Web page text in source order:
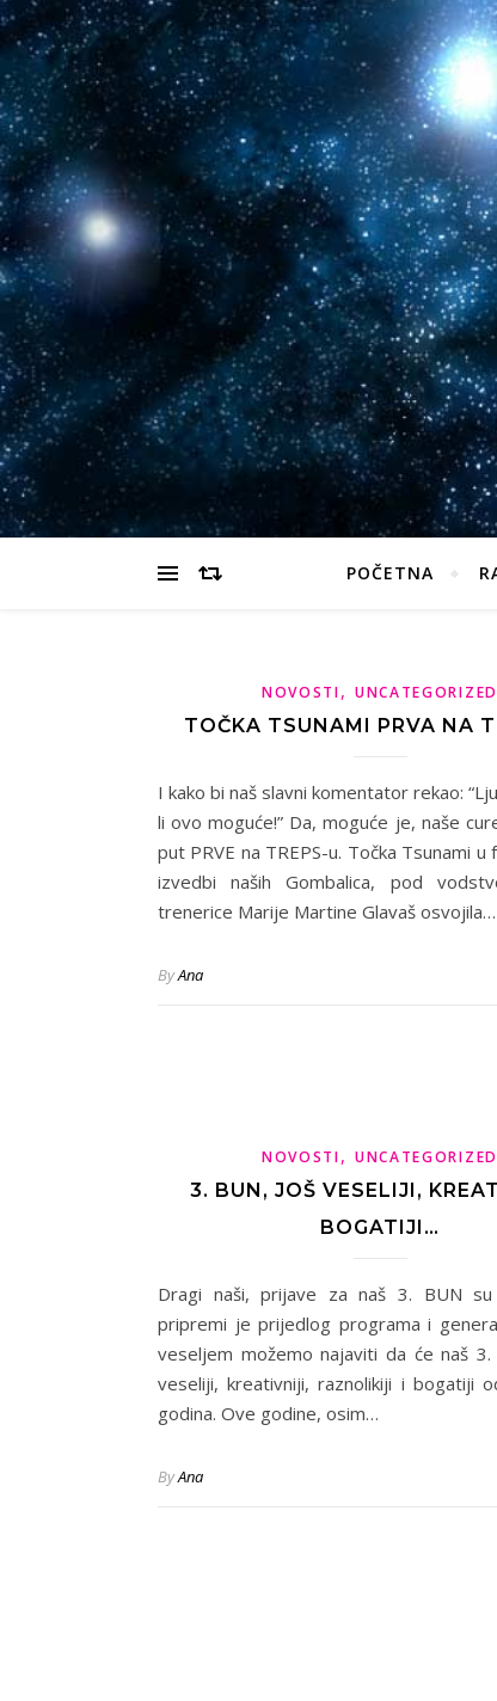
POČETNA
NOVOSTI, UNCATEGORIZED
TOČKA TSUNAMI PRVA NA
I kako bi naš slavni komentator rekao:
li ovo moguće!” Da, moguće je, naše
put PRVE na TREPS-u. Točka Tsunami u
izvedbi naših Gombalica, pod
trenerice Marije Martine Glavaš osvojila…
ByAna
NOVOSTI, UNCATEGORIZED
3. BUN, JOŠ VESELIJI,
BOGATIJI…
Dragi naši, prijave za naš 3. BUN
pripremi je prijedlog programa i
veseljem možemo najaviti da će naš
veseliji, kreativniji, raznolikiji i bogatiji
godina. Ove godine, osim…
ByAna